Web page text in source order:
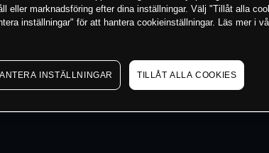
eller marknadsföring efter dina inställningar. Välj "Tillåt alla
inställningar" för att hantera cookieinställningar. Läs mer i
INSTÄLLNINGAR TILLÅT ALLA COOKIES